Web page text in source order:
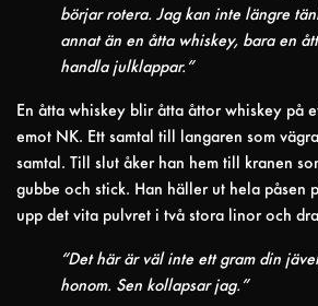
börjar rotera. Jag kan inte längre
annat än en åtta whiskey, bara en
handla julklappar.”
En åtta whiskey blir åtta åttor whiskey på
emot NK. Ett samtal till langaren som
samtal. Till slut åker han hem till kranen
gubbe och stick. Han häller ut hela påsen
upp det vita pulvret i två stora linor och
“Det här är väl inte ett gram din
honom. Sen kollapsar jag.”